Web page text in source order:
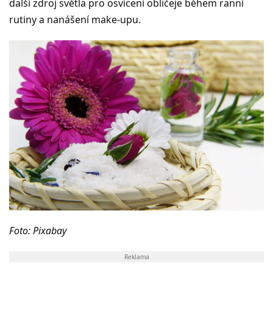
další zdroj světla pro osvícení obličeje během ranní
rutiny a nanášení make-upu.
Foto: Pixabay
Reklama